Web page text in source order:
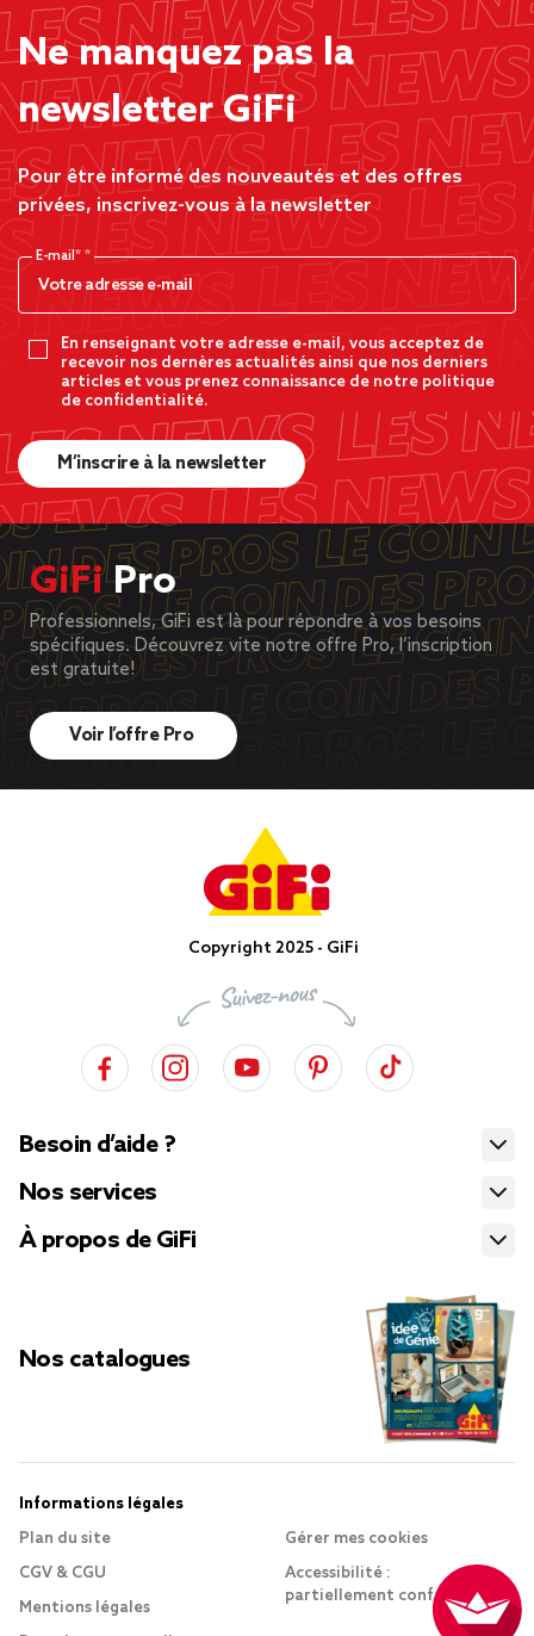
Ne manquez pas la
newsletter GiFi
Pour être informé des nouveautés et des offres
privées, inscrivez-vous à la newsletter
E-mail*
En renseignant votre adresse e-mail, vous acceptez de
recevoir nos dernères actualités ainsi que nos derniers
articles et vous prenez connaissance de notre politique
de confidentialité.
M’inscrire à la newsletter
GiFiPro
Professionnels, GiFi est là pour répondre à vos besoins
spécifiques. Découvrez vite notre offre Pro, l’inscription
est gratuite!
Voir l’offre Pro
Copyright 2025 - GiFi
Besoin d’aide ?
Nos services
À propos de GiFi
Nos catalogues
Informations légales
Plan du site
CGV & CGU
Mentions légales
Gérer mes cookies
Accessibilité :
partiellement conforme